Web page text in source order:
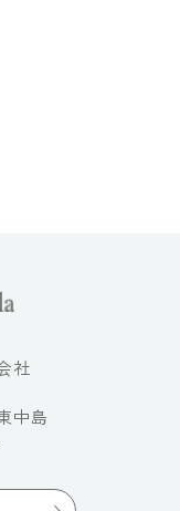
社
中島